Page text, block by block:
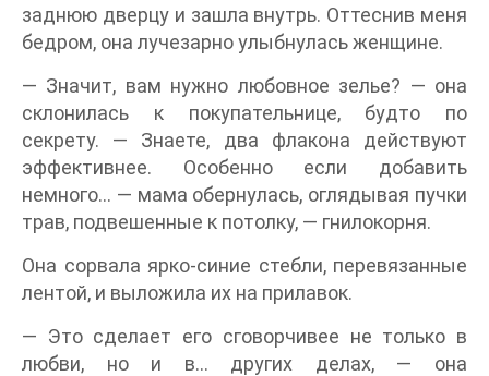
заднюю дверцу и зашла внутрь. Оттеснив меня
бедром, она лучезарно улыбнулась женщине.
— Значит, вам нужно любовное зелье? — она
склонилась к покупательнице, будто по
секрету. — Знаете, два флакона действуют
эффективнее. Особенно если добавить
немного… — мама обернулась, оглядывая пучки
трав, подвешенные к потолку, — гнилокорня.
Она сорвала ярко-синие стебли, перевязанные
лентой, и выложила их на прилавок.
— Это сделает его сговорчивее не только в
любви, но и в… других делах, — она